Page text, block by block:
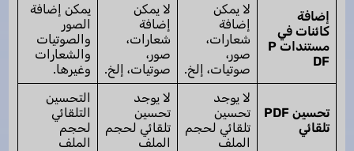
إضافة
كائنات في
مستندات P
DF
لا يمكن
إضافة
شعارات،
صور،
صوتيات، إلخ.
لا يمكن
إضافة
شعارات،
صور،
صوتيات، إلخ.
يمكن إضافة
الصور
والصوتيات
والشعارات
وغيرها.
تحسين PDF
تلقائي
لا يوجد
تحسين
تلقائي لحجم
الملف
لا يوجد
تحسين
تلقائي لحجم
الملف
التحسين
التلقائي
لحجم
الملف